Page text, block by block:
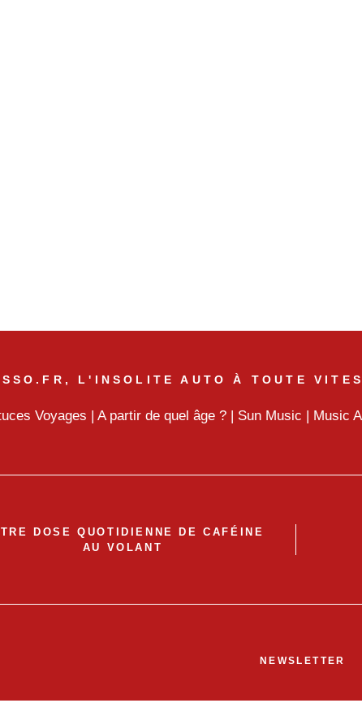
L'INSOLITE AUTO À TOUTE
Voyages | A partir de quel âge ? | Sun Music | Music
DOSE QUOTIDIENNE DE CAFÉINE
AU VOLANT
NEWSLETTER